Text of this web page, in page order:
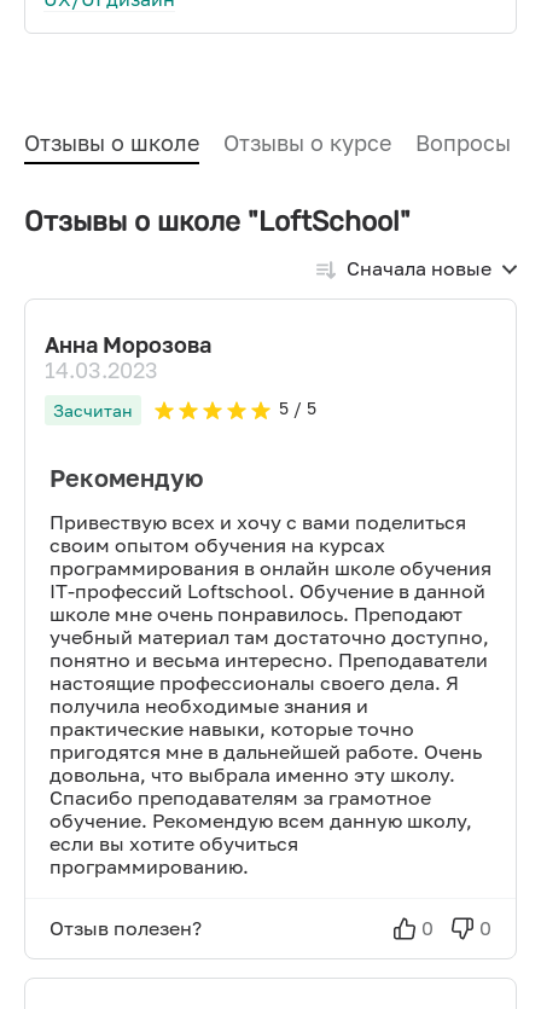
Отзывы о школе Отзывы о курсе Вопросы и
Отзывы о школе "LoftSchool"
Сначала новые
Анна Морозова
14.03.2023
Засчитан 5/ 5
Рекомендую
Привествую всех и хочу с вами поделиться
своим опытом обучения на курсах
программирования в онлайн школе обучения
IT-профессий Loftschool. Обучение в данной
школе мне очень понравилось. Преподают
учебный материал там достаточно доступно,
понятно и весьма интересно. Преподаватели
настоящие профессионалы своего дела. Я
получила необходимые знания и
практические навыки, которые точно
пригодятся мне в дальнейшей работе. Очень
довольна, что выбрала именно эту школу.
Спасибо преподавателям за грамотное
обучение. Рекомендую всем данную школу,
если вы хотите обучиться
программированию.
Отзыв полезен? 0 0